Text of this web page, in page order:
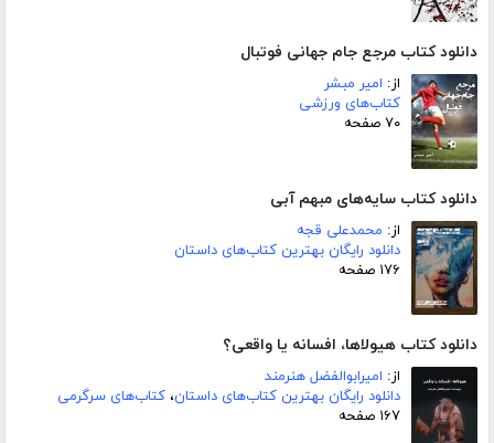
دانلود کتاب مرجع جام جهانی فوتبال
از: امیر مبشر
کتاب‌های ورزشی
۷۰ صفحه
دانلود کتاب سایه‌های مبهم آبی
از: محمدعلی قجه
دانلود رایگان بهترین کتاب‌های داستان
۱۷۶ صفحه
دانلود کتاب هیولاها، افسانه یا واقعی؟
از: امیرابوالفضل هنرمند
دانلود رایگان بهترین کتاب‌های داستان، کتاب‌های سرگرمی
۱۶۷ صفحه